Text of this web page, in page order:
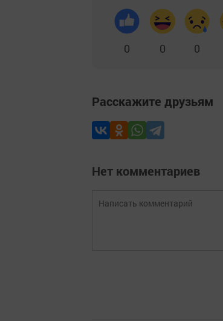
0 0 0
Расскажите друзьям
Нет комментариев